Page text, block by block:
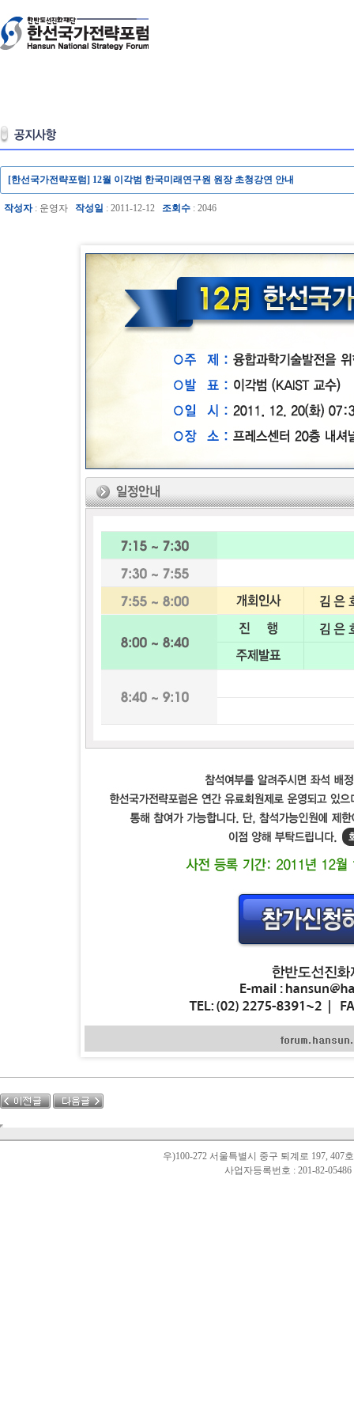
[한선국가전략포럼] 12월 이각범 한국미래연구원 원장 초청강연 안내
작성자: 운영자 작성일 : 2011-12-12 조회수 : 2046
우)100-272 서울특별시 중구 퇴계로 197,
사업자등록번호 : 201-82-